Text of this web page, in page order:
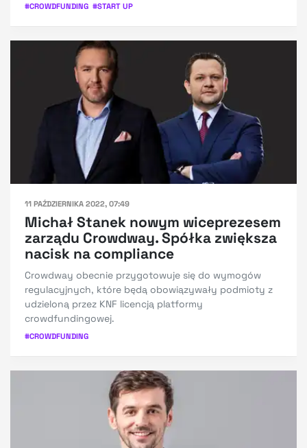
#CROWDFUNDING #START UP
11 PAŹDZIERNIKA 2022, 07:49
Michał Stanek nowym wiceprezesem
zarządu Crowdway. Spółka zwiększa
nacisk na compliance
Crowdway obecnie przygotowuje się do wymogów
regulacyjnych, które będą obowiązywały podmioty z
udzieloną przez KNF licencją platformy
crowdfundingowej.
#CROWDFUNDING